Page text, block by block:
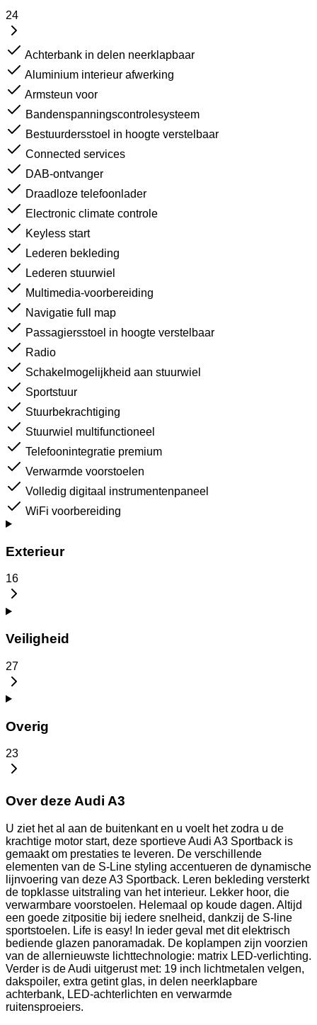
24
Achterbank in delen neerklapbaar
Aluminium interieur afwerking
Armsteun voor
Bandenspanningscontrolesysteem
Bestuurdersstoel in hoogte verstelbaar
Connected services
DAB-ontvanger
Draadloze telefoonlader
Electronic climate controle
Keyless start
Lederen bekleding
Lederen stuurwiel
Multimedia-voorbereiding
Navigatie full map
Passagiersstoel in hoogte verstelbaar
Radio
Schakelmogelijkheid aan stuurwiel
Sportstuur
Stuurbekrachtiging
Stuurwiel multifunctioneel
Telefoonintegratie premium
Verwarmde voorstoelen
Volledig digitaal instrumentenpaneel
WiFi voorbereiding
Exterieur
16
Veiligheid
27
Overig
23
Over deze Audi A3
U ziet het al aan de buitenkant en u voelt het zodra u de
krachtige motor start, deze sportieve Audi A3 Sportback is
gemaakt om prestaties te leveren. De verschillende
elementen van de S-Line styling accentueren de dynamische
lijnvoering van deze A3 Sportback. Leren bekleding versterkt
de topklasse uitstraling van het interieur. Lekker hoor, die
verwarmbare voorstoelen. Helemaal op koude dagen. Altijd
een goede zitpositie bij iedere snelheid, dankzij de S-line
sportstoelen. Life is easy! In ieder geval met dit elektrisch
bediende glazen panoramadak. De koplampen zijn voorzien
van de allernieuwste lichttechnologie: matrix LED-verlichting.
Verder is de Audi uitgerust met: 19 inch lichtmetalen velgen,
dakspoiler, extra getint glas, in delen neerklapbare
achterbank, LED-achterlichten en verwarmde
ruitensproeiers.